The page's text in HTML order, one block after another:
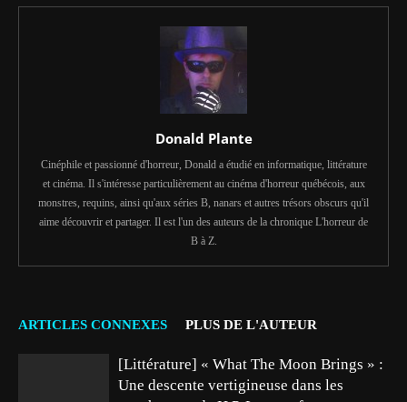
Donald Plante
Cinéphile et passionné d'horreur, Donald a étudié en informatique, littérature
et cinéma. Il s'intéresse particulièrement au cinéma d'horreur québécois, aux
monstres, requins, ainsi qu'aux séries B, nanars et autres trésors obscurs qu'il
aime découvrir et partager. Il est l'un des auteurs de la chronique L'horreur de
B à Z.
ARTICLES CONNEXES PLUS DE L'AUTEUR
[Littérature] « What The Moon Brings » :
Une descente vertigineuse dans les